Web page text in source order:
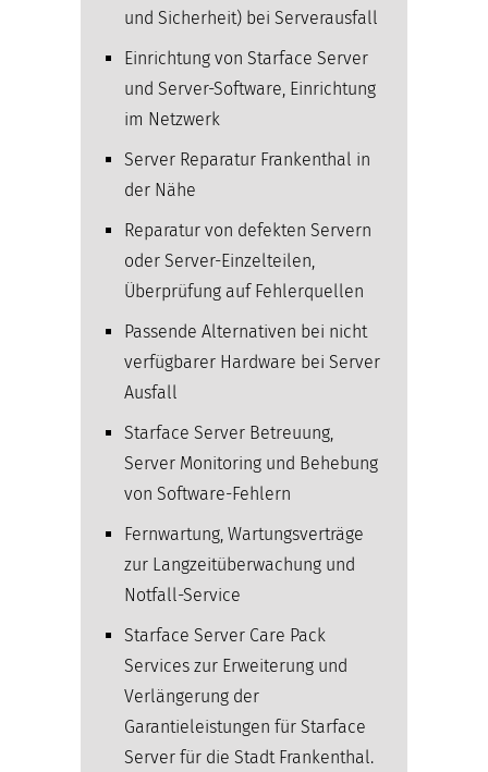
und Sicherheit) bei Serverausfall
Einrichtung von Starface Server
und Server-Software, Einrichtung
im Netzwerk
Server Reparatur Frankenthal in
der Nähe
Reparatur von defekten Servern
oder Server-Einzelteilen,
Überprüfung auf Fehlerquellen
Passende Alternativen bei nicht
verfügbarer Hardware bei Server
Ausfall
Starface Server Betreuung,
Server Monitoring und Behebung
von Software-Fehlern
Fernwartung, Wartungsverträge
zur Langzeitüberwachung und
Notfall-Service
Starface Server Care Pack
Services zur Erweiterung und
Verlängerung der
Garantieleistungen für Starface
Server für die Stadt Frankenthal.